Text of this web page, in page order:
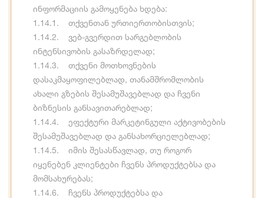
ინფორმაციის გამოყენება ხდება:
1.14.1. თქვენთან ურთიერთობისთვის;
1.14.2. ვებ-გვერდით სარგებლობის
ინტენსივობის გასაზრდელად;
1.14.3. თქვენი მოთხოვნების
დასაკმაყოფილებლად, თანამშრომლობის
ახალი გზების შესამუშავებლად და ჩვენი
ბიზნესის განსავითარებლად;
1.14.4. ეფექტური მარკეტინგული აქტივობების
შესამუშავებლად და განსახორციელებლად;
1.14.5. იმის შესასწავლად, თუ როგორ
იყენებენ კლიენტები ჩვენს პროდუქტებსა და
მომსახურებას;
1.14.6. ჩვენს პროდუქტებსა და